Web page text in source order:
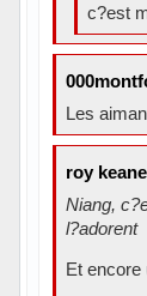
c?est
Les
roy
Niang,
l?adorent
Et encore